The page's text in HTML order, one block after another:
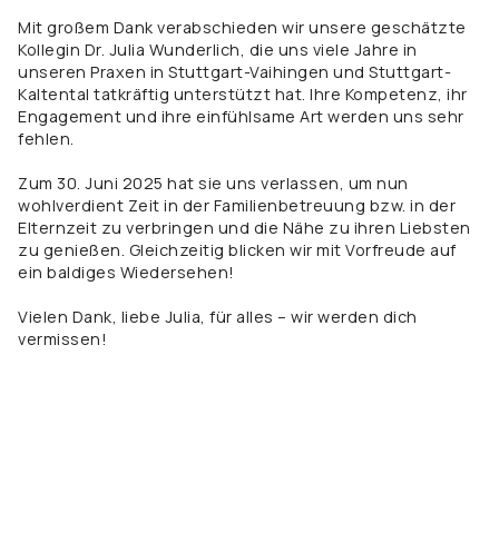
Mit großem Dank verabschieden wir unsere geschätzte
Kollegin Dr. Julia Wunderlich, die uns viele Jahre in
unseren Praxen in Stuttgart-Vaihingen und Stuttgart-
Kaltental tatkräftig unterstützt hat. Ihre Kompetenz, ihr
Engagement und ihre einfühlsame Art werden uns sehr
fehlen.
Zum 30. Juni 2025 hat sie uns verlassen, um nun
wohlverdient Zeit in der Familienbetreuung bzw. in der
Elternzeit zu verbringen und die Nähe zu ihren Liebsten
zu genießen. Gleichzeitig blicken wir mit Vorfreude auf
ein baldiges Wiedersehen!
Vielen Dank, liebe Julia, für alles – wir werden dich
vermissen!